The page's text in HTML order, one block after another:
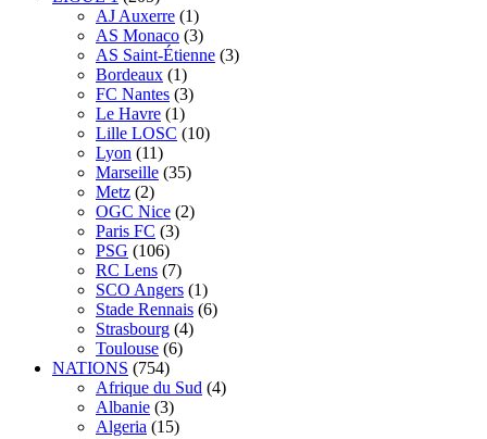
AJ Auxerre (1)
AS Monaco (3)
AS Saint-Étienne (3)
Bordeaux (1)
FC Nantes (3)
Le Havre (1)
Lille LOSC (10)
Lyon (11)
Marseille (35)
Metz (2)
OGC Nice (2)
Paris FC (3)
PSG (106)
RC Lens (7)
SCO Angers (1)
Stade Rennais (6)
Strasbourg (4)
Toulouse (6)
NATIONS (754)
Afrique du Sud (4)
Albanie (3)
Algeria (15)